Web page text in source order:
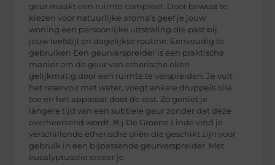
geur maakt een ruimte compleet. Door bewust te
kiezen voor natuurlijke aroma’s geef je jouw
woning een persoonlijke uitstraling die past bij
jouw leefstijl en dagelijkse routine. Eenvoudig te
gebruiken Een geurverspreider is een praktische
manier om de geur van etherische oliën
gelijkmatig door een ruimte te verspreiden. Je vult
het reservoir met water, voegt enkele druppels olie
toe en het apparaat doet de rest. Zo geniet je
langere tijd van een subtiele geur zonder dat deze
overheersend wordt. Bij De Groene Linde vind je
verschillende etherische oliën die geschikt zijn voor
gebruik in een bijpassende geurverspreider. Met
eucalyptusolie creëer je